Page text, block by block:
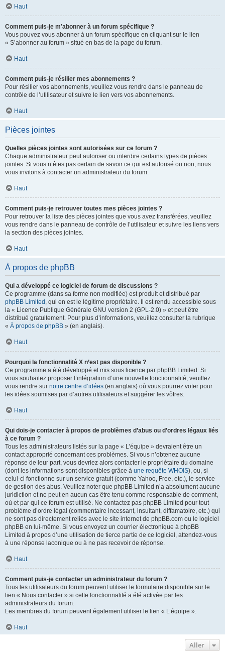
Haut
Comment puis-je m’abonner à un forum spécifique ?
Vous pouvez vous abonner à un forum spécifique en cliquant sur le lien
« S’abonner au forum » situé en bas de la page du forum.
Haut
Comment puis-je résilier mes abonnements ?
Pour résilier vos abonnements, veuillez vous rendre dans le panneau de
contrôle de l’utilisateur et suivre le lien vers vos abonnements.
Haut
Pièces jointes
Quelles pièces jointes sont autorisées sur ce forum ?
Chaque administrateur peut autoriser ou interdire certains types de pièces
jointes. Si vous n’êtes pas certain de savoir ce qui est autorisé ou non, nous
vous invitons à contacter un administrateur du forum.
Haut
Comment puis-je retrouver toutes mes pièces jointes ?
Pour retrouver la liste des pièces jointes que vous avez transférées, veuillez
vous rendre dans le panneau de contrôle de l’utilisateur et suivre les liens vers
la section des pièces jointes.
Haut
À propos de phpBB
Qui a développé ce logiciel de forum de discussions ?
Ce programme (dans sa forme non modifiée) est produit et distribué par
phpBB Limited , qui en est le légitime propriétaire. Il est rendu accessible sous
la « Licence Publique Générale GNU version 2 (GPL-2.0) » et peut être
distribué gratuitement. Pour plus d’informations, veuillez consulter la rubrique
« À propos de phpBB » (en anglais).
Haut
Pourquoi la fonctionnalité X n’est pas disponible ?
Ce programme a été développé et mis sous licence par phpBB Limited. Si
vous souhaitez proposer l’intégration d’une nouvelle fonctionnalité, veuillez
vous rendre sur notre centre d’idées (en anglais) où vous pourrez voter pour
les idées soumises par d’autres utilisateurs et suggérer les vôtres.
Haut
Qui dois-je contacter à propos de problèmes d’abus ou d’ordres légaux liés
à ce forum ?
Tous les administrateurs listés sur la page « L’équipe » devraient être un
contact approprié concernant ces problèmes. Si vous n’obtenez aucune
réponse de leur part, vous devriez alors contacter le propriétaire du domaine
(dont les informations sont disponibles grâce à une requête WHOIS), ou, si
celui-ci fonctionne sur un service gratuit (comme Yahoo, Free, etc.), le service
de gestion des abus. Veuillez noter que phpBB Limited n’a absolument aucune
juridiction et ne peut en aucun cas être tenu comme responsable de comment,
où et par qui ce forum est utilisé. Ne contactez pas phpBB Limited pour tout
problème d’ordre légal (commentaire incessant, insultant, diffamatoire, etc.) qui
ne sont pas directement reliés avec le site internet de phpBB.com ou le logiciel
phpBB en lui-même. Si vous envoyez un courrier électronique à phpBB
Limited à propos d’une utilisation de tierce partie de ce logiciel, attendez-vous
à une réponse laconique ou à ne pas recevoir de réponse.
Haut
Comment puis-je contacter un administrateur du forum ?
Tous les utilisateurs du forum peuvent utiliser le formulaire disponible sur le
lien « Nous contacter » si cette fonctionnalité a été activée par les
administrateurs du forum.
Les membres du forum peuvent également utiliser le lien « L’équipe ».
Haut
Aller